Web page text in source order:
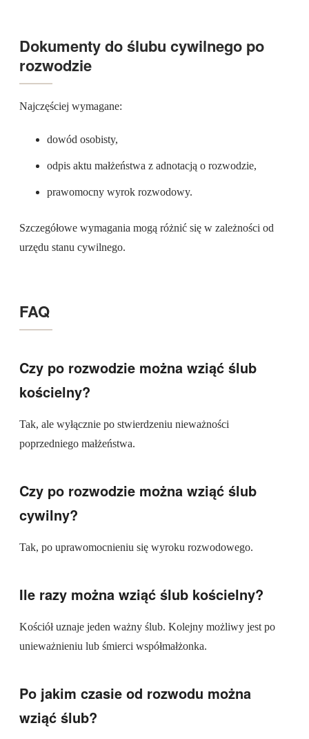
Dokumenty do ślubu cywilnego po
rozwodzie
Najczęściej wymagane:
dowód osobisty,
odpis aktu małżeństwa z adnotacją o rozwodzie,
prawomocny wyrok rozwodowy.
Szczegółowe wymagania mogą różnić się w zależności od
urzędu stanu cywilnego.
FAQ
Czy po rozwodzie można wziąć ślub
kościelny?
Tak, ale wyłącznie po stwierdzeniu nieważności
poprzedniego małżeństwa.
Czy po rozwodzie można wziąć ślub
cywilny?
Tak, po uprawomocnieniu się wyroku rozwodowego.
Ile razy można wziąć ślub kościelny?
Kościół uznaje jeden ważny ślub. Kolejny możliwy jest po
unieważnieniu lub śmierci współmałżonka.
Po jakim czasie od rozwodu można
wziąć ślub?